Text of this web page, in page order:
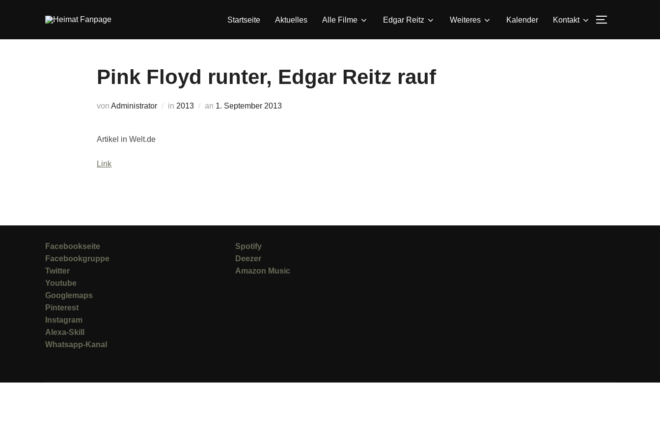
Startseite Aktuelles Alle Filme Edgar Reitz Weiteres Kalender Kontakt
Pink Floyd runter, Edgar Reitz rauf
von Administrator in 2013 an Veröffentlicht
1. September 2013
Artikel in Welt.de
Link
Facebookseite
Facebookgruppe
Twitter
Youtube
Googlemaps
Pinterest
Instagram
Alexa-Skill
Whatsapp-Kanal
Spotify
Deezer
Amazon Music